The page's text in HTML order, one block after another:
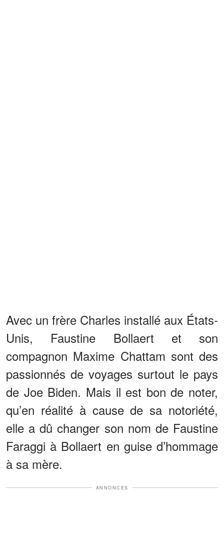
Avec un frère Charles installé aux États-
Unis, Faustine Bollaert et son
compagnon Maxime Chattam sont des
passionnés de voyages surtout le pays
de Joe Biden. Mais il est bon de noter,
qu’en réalité à cause de sa notoriété,
elle a dû changer son nom de Faustine
Faraggi à Bollaert en guise d’hommage
à sa mère.
ANNONCES